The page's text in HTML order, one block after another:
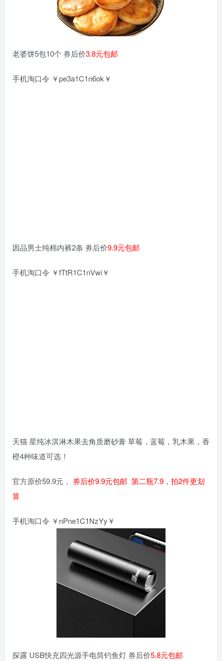
老婆饼5包10个 券后价3.8元包邮
手机淘口令 ￥pe3a1C1n6ok￥
因品男士纯棉内裤2条 券后价9.9元包邮
手机淘口令 ￥fTtR1C1nVwi￥
天猫 星纯冰淇淋木果去角质磨砂膏 草莓，蓝莓，乳木果，香
橙4种味道可选！
官方原价59.9元， 券后价9.9元包邮 第二瓶7.9，拍2件更划
算
手机淘口令 ￥nPne1C1NzYy￥
探露 USB快充四光源手电筒钓鱼灯 券后价5.8元包邮